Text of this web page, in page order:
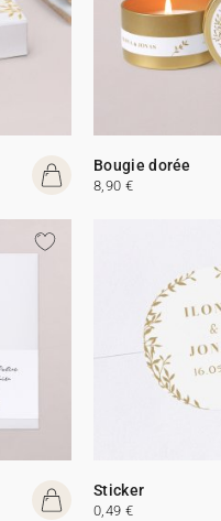
Bougie dorée
8,90 €
Sticker
0,49 €